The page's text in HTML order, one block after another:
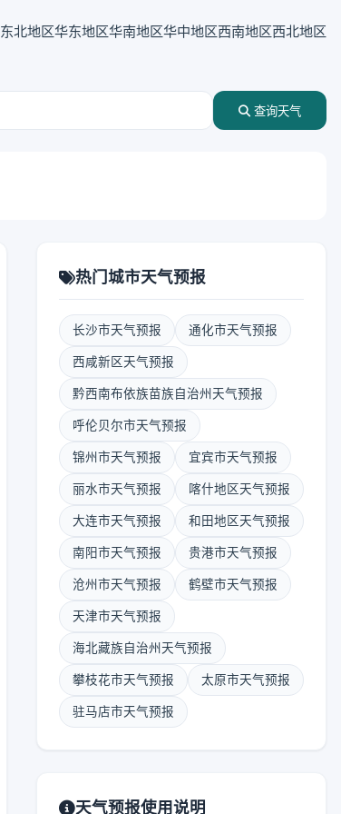
东北地区华东地区华南地区华中地区西南地区西北地区
查询天气
热门城市天气预报
长沙市天气预报 通化市天气预报
西咸新区天气预报
黔西南布依族苗族自治州天气预报
呼伦贝尔市天气预报
锦州市天气预报 宜宾市天气预报
丽水市天气预报 喀什地区天气预报
大连市天气预报 和田地区天气预报
南阳市天气预报 贵港市天气预报
沧州市天气预报 鹤壁市天气预报
天津市天气预报
海北藏族自治州天气预报
攀枝花市天气预报 太原市天气预报
驻马店市天气预报
天气预报使用说明